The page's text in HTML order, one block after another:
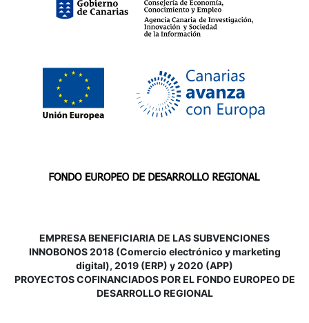
EMPRESA BENEFICIARIA DE LAS SUBVENCIONES
INNOBONOS 2018 (Comercio electrónico y marketing
digital), 2019 (ERP) y 2020 (APP)
PROYECTOS COFINANCIADOS POR EL FONDO EUROPEO DE
DESARROLLO REGIONAL